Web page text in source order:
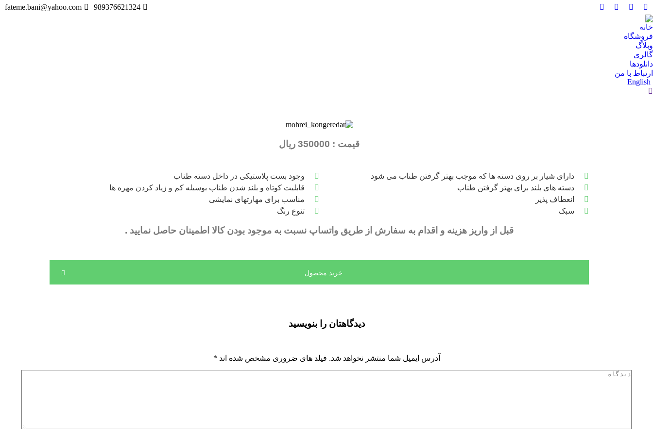
989376621324
fateme.bani@yahoo.com
خانه
فروشگاه
وبلاگ
گالری
دانلودها
ارتباط با من
English
قیمت : 350000 ریال
دارای شیار بر روی دسته ها که موجب بهتر گرفتن طناب می شود
دسته های بلند برای بهتر گرفتن طناب
انعطاف پذیر
سبک
وجود بست پلاستیکی در داخل دسته طناب
قابلیت کوتاه و بلند شدن طناب بوسیله کم و زیاد کردن مهره ها
مناسب برای مهارتهای نمایشی
تنوع رنگ
قبل از واریز هزینه و اقدام به سفارش از طریق واتساپ نسبت به موجود بودن کالا اطمینان حاصل نمایید .
خرید محصول
دیدگاهتان را بنویسید
آدرس ایمیل شما منتشر نخواهد شد. فیلد های ضروری مشخص شده اند *
دیدگاه